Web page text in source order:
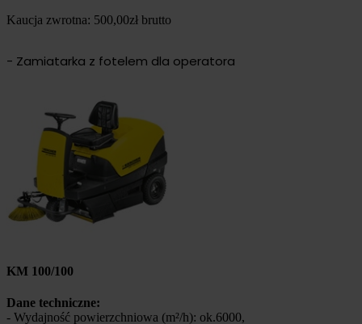
Kaucja zwrotna: 500,00zł brutto
- Zamiatarka z fotelem dla operatora
KM 100/100
Dane techniczne:
- Wydajność powierzchniowa (m²/h): ok.6000,